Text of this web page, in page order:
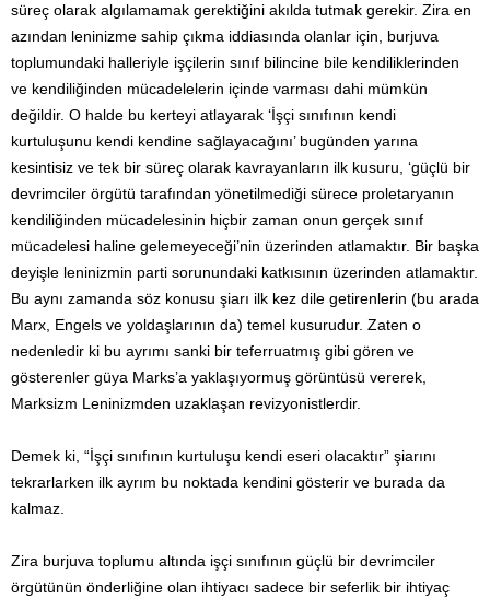
süreç olarak algılamamak gerektiğini akılda tutmak gerekir. Zira en
azından leninizme sahip çıkma iddiasında olanlar için, burjuva
toplumundaki halleriyle işçilerin sınıf bilincine bile kendiliklerinden
ve kendiliğinden mücadelelerin içinde varması dahi mümkün
değildir. O halde bu kerteyi atlayarak ‘İşçi sınıfının kendi
kurtuluşunu kendi kendine sağlayacağını’ bugünden yarına
kesintisiz ve tek bir süreç olarak kavrayanların ilk kusuru, ‘güçlü bir
devrimciler örgütü tarafından yönetilmediği sürece proletaryanın
kendiliğinden mücadelesinin hiçbir zaman onun gerçek sınıf
mücadelesi haline gelemeyeceği’nin üzerinden atlamaktır. Bir başka
deyişle leninizmin parti sorunundaki katkısının üzerinden atlamaktır.
Bu aynı zamanda söz konusu şiarı ilk kez dile getirenlerin (bu arada
Marx, Engels ve yoldaşlarının da) temel kusurudur. Zaten o
nedenledir ki bu ayrımı sanki bir teferruatmış gibi gören ve
gösterenler güya Marks’a yaklaşıyormuş görüntüsü vererek,
Marksizm Leninizmden uzaklaşan revizyonistlerdir.
Demek ki, “İşçi sınıfının kurtuluşu kendi eseri olacaktır” şiarını
tekrarlarken ilk ayrım bu noktada kendini gösterir ve burada da
kalmaz.
Zira burjuva toplumu altında işçi sınıfının güçlü bir devrimciler
örgütünün önderliğine olan ihtiyacı sadece bir seferlik bir ihtiyaç